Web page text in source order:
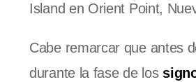
Island en Orient Point,
Cabe remarcar que antes
durante la fase de los